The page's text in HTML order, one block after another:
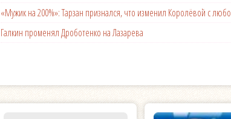
«Мужик на 200%»: Тарзан признался, что изменил Королёвой с
Галкин променял Дроботенко на Лазарева